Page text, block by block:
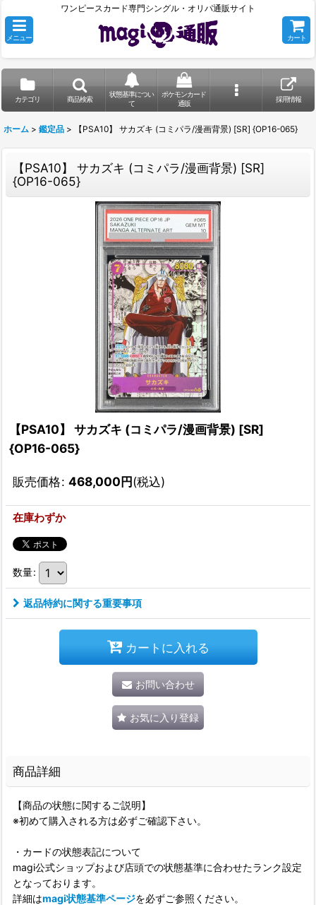
ワンピースカード専門シングル・オリパ通販サイト
メニュー カート
カテゴリ 商品検索
状態基準につい
て
ポケモンカード
通販
採用情報
ホーム > 鑑定品 > 【PSA10】 サカズキ (コミパラ/漫画背景) [SR] {OP16-065}
【PSA10】 サカズキ (コミパラ/漫画背景) [SR]
{OP16-065}
【PSA10】 サカズキ (コミパラ/漫画背景) [SR]
{OP16-065}
販売価格: 468,000円(税込)
在庫わずか
数量:
返品特約に関する重要事項
カートに入れる
お問い合わせ
お気に入り登録
商品詳細
【商品の状態に関するご説明】
※初めて購入される方は必ずご確認下さい。
・カードの状態表記について
magi公式ショップおよび店頭での状態基準に合わせたランク設定
となっております。
詳細はmagi状態基準ページを必ずご参照ください。